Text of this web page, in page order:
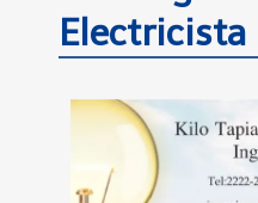
Electricista